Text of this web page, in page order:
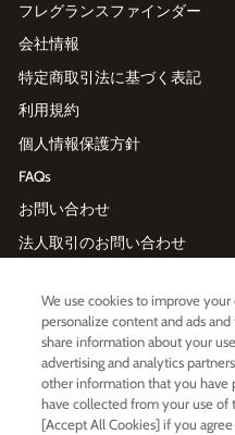
フレグランスファインダー
会社情報
特定商取引法に基づく表記
利用規約
個人情報保護方針
FAQs
お問い合わせ
法人取引のお問い合わせ
メール
Enter
email
利用規約およびプ
LINE
We use cookies to improve
personalize content and ads
share information about your
advertising and analytics
other information that you
have collected from your use of
[Accept All Cookies] if you